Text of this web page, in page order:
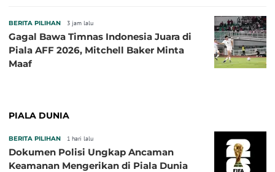
BERITA PILIHAN 3 jam lalu
Gagal Bawa Timnas Indonesia Juara di
Piala AFF 2026, Mitchell Baker Minta
Maaf
PIALA DUNIA
BERITA PILIHAN 1 hari lalu
Dokumen Polisi Ungkap Ancaman
Keamanan Mengerikan di Piala Dunia